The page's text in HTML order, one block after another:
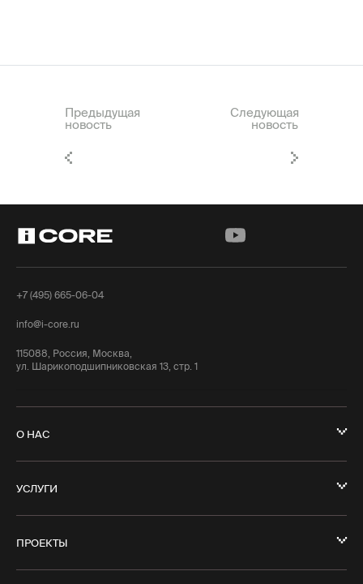
Предыдущая
новость
Следующая
новость
+7 (495) 665-06-04
info@i-core.ru
115088, Россия, Москва,
ул. Шарикоподшипниковская 13, стр. 1
О НАС
УСЛУГИ
ПРОЕКТЫ